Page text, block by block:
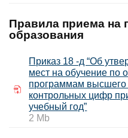
Правила приема на
образования
Приказ 18 -д “Об
мест на обучение по
программам высшего
контрольных цифр
учебный год”
2 M b